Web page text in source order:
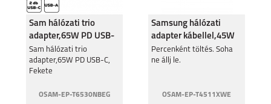
Sam hálózati trio
adapter,65W PD USB-
C, Fekete
Sam hálózati trio
adapter,65W PD USB-C,
Fekete
OSAM-EP-T6530NBEG
Samsung hálózati
adapter kábellel,45W
PD USB-C,fehér
Percenként töltés. Soha
ne állj le.
OSAM-EP-T4511XWE